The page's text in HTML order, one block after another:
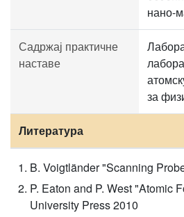
нано-
Садржај практичне
наставе
за
Литература
B. Voigtländer "Scanning
P. Eaton and P. West "Atomic
University Press 2010